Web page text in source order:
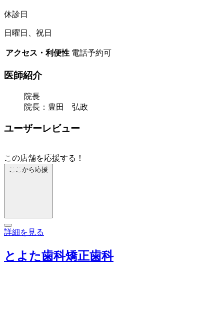
休診日
日曜日、祝日
アクセス・利便性 電話予約可
医師紹介
院長
院長：豊田 弘政
ユーザーレビュー
この店舗を応援する！
ここから応援
詳細を見る
とよた歯科矯正歯科